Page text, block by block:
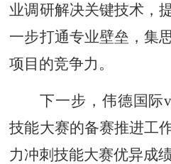
业调研解决关键技术，
一步打通专业壁垒，集
项目的竞争力。
下一步，伟德国际
技能大赛的备赛推进工
力冲刺技能大赛优异成